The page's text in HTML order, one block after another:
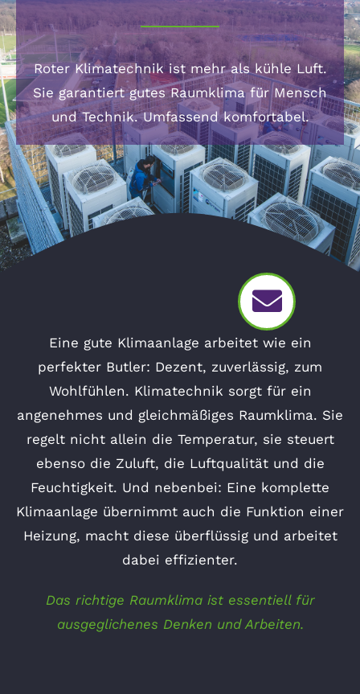
Roter Klimatechnik ist mehr als kühle Luft.
Sie garantiert gutes Raumklima für Mensch
und Technik. Umfassend komfortabel.
Eine gute Klimaanlage arbeitet wie ein
perfekter Butler: Dezent, zuverlässig, zum
Wohlfühlen. Klimatechnik sorgt für ein
angenehmes und gleichmäßiges Raumklima. Sie
regelt nicht allein die Temperatur, sie steuert
ebenso die Zuluft, die Luftqualität und die
Feuchtigkeit. Und nebenbei: Eine komplette
Klimaanlage übernimmt auch die Funktion einer
Heizung, macht diese überflüssig und arbeitet
dabei effizienter.
Das richtige Raumklima ist essentiell für
ausgeglichenes Denken und Arbeiten.